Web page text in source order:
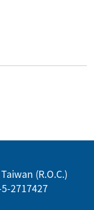
(R.O.C.)
2717427